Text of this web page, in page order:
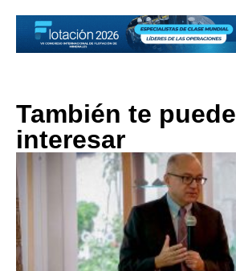
También te puede
interesar